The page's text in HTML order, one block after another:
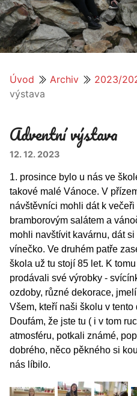
Úvod Archiv 2023/
výstava
Adventní výstava
12. 12. 2023
1. prosince bylo u nás ve
takové malé Vánoce. V
návštěvníci mohli dát k
bramborovým salátem a
mohli navštívit kavárnu, dát
vínečko. Ve druhém patře
škola už tu stojí 85 let. K
prodávali své výrobky -
ozdoby, různé dekorace,
Všem, kteří naši školu v
Doufám, že jste tu ( i v tom
atmosféru, potkali známé,
dobrého, něco pěkného si
nás líbilo.